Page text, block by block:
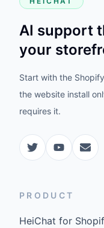
AI support
your
Start with the
the website install
requires it.
PRODUCT
HeiChat for